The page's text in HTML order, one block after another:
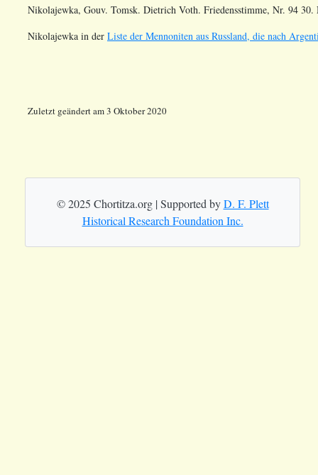
Nikolajewka, Gouv. Tomsk. Dietrich Voth. Friedensstimme, Nr. 94
Nikolajewka in der Liste der Mennoniten aus Russland, die nach
Zuletzt geändert am 3 Oktober 2020
© 2025 Chortitza.org | Supported byD. F. Plett
Historical Research Foundation Inc.